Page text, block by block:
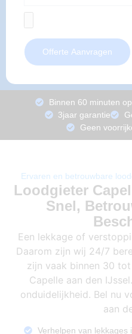
Offerte Aanvragen
Binnen 60 minuten
3jaar garantie
Geen
Ervaren en betrouwbare
Loodgieter
Snel,
Een lekkage of
Daarom zijn wij 24/7
zijn vaak binnen 30
Capelle aan den
onduidelijkheid. Bel nu
aan
Verhelpen van lekkages